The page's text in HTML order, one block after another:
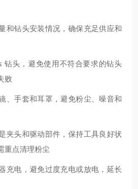
和钻头安装情况，确保充足供应和
钻头，避免使用不符合要求的钻头
败
、手套和耳罩，避免粉尘、噪音和
夹头和驱动部件，保持工具良好状
重点清理粉尘
充电，避免过度充电或放电，延长